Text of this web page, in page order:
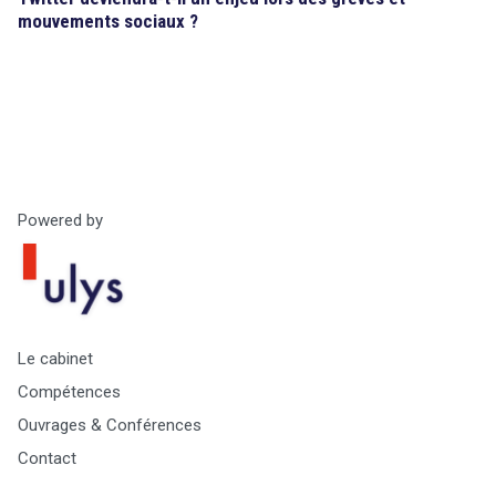
mouvements sociaux ?
Powered by
Le cabinet
Compétences
Ouvrages & Conférences
Contact